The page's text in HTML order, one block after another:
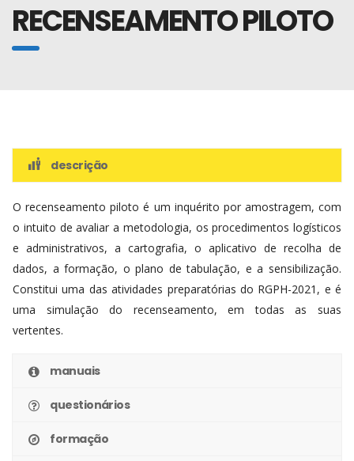
RECENSEAMENTO PILOTO
descrição
O recenseamento piloto é um inquérito por amostragem, com
o intuito de avaliar a metodologia, os procedimentos logísticos
e administrativos, a cartografia, o aplicativo de recolha de
dados, a formação, o plano de tabulação, e a sensibilização.
Constitui uma das atividades preparatórias do RGPH-2021, e é
uma simulação do recenseamento, em todas as suas
vertentes.
manuais
questionários
formação